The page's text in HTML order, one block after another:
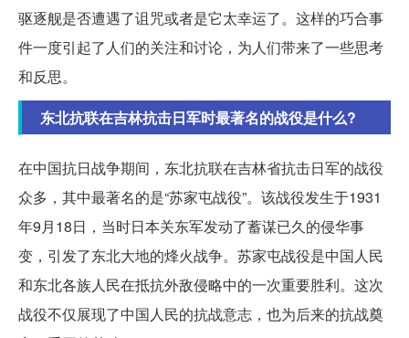
驱逐舰是否遭遇了诅咒或者是它太幸运了。这样的巧合事
件一度引起了人们的关注和讨论，为人们带来了一些思考
和反思。
东北抗联在吉林抗击日军时最著名的战役是什么?
在中国抗日战争期间，东北抗联在吉林省抗击日军的战役
众多，其中最著名的是“苏家屯战役”。该战役发生于1931
年9月18日，当时日本关东军发动了蓄谋已久的侵华事
变，引发了东北大地的烽火战争。苏家屯战役是中国人民
和东北各族人民在抵抗外敌侵略中的一次重要胜利。这次
战役不仅展现了中国人民的抗战意志，也为后来的抗战奠